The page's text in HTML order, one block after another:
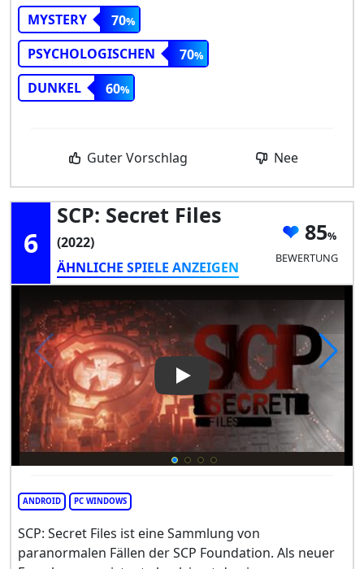
MYSTERY
70
PSYCHOLOGISCHEN
70
DUNKEL
60
Guter Vorschlag Nee
6
SCP: Secret Files
(2022)
ÄHNLICHE SPIELE ANZEIGEN
85
BEWERTUNG
Play Video: SCP: Secret Files
ANDROID PC WINDOWS
SCP: Secret Files ist eine Sammlung von
paranormalen Fällen der SCP Foundation. Als neuer